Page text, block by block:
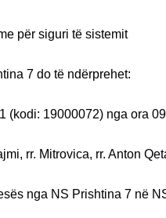
për siguri të sistemit
7 do të ndërprehet:
(kodi: 19000072) nga ora
rr. Mitrovica, rr. Anton
nga NS Prishtina 7 në